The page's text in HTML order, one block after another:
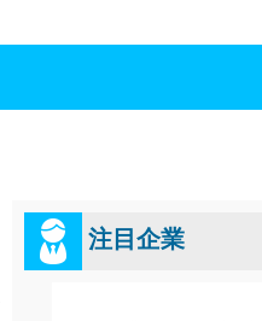
注目企業